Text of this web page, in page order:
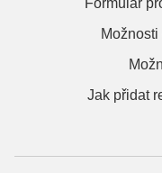
Jak přidat